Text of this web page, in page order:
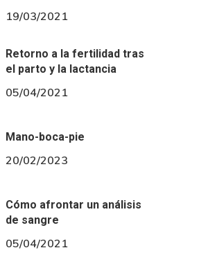
19/03/2021
Retorno a la fertilidad tras
el parto y la lactancia
05/04/2021
Mano-boca-pie
20/02/2023
Cómo afrontar un análisis
de sangre
05/04/2021